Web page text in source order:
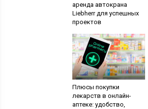
аренда автокрана
Liebherr для успешных
проектов
Плюсы покупки
лекарств в онлайн-
аптеке: удобство,